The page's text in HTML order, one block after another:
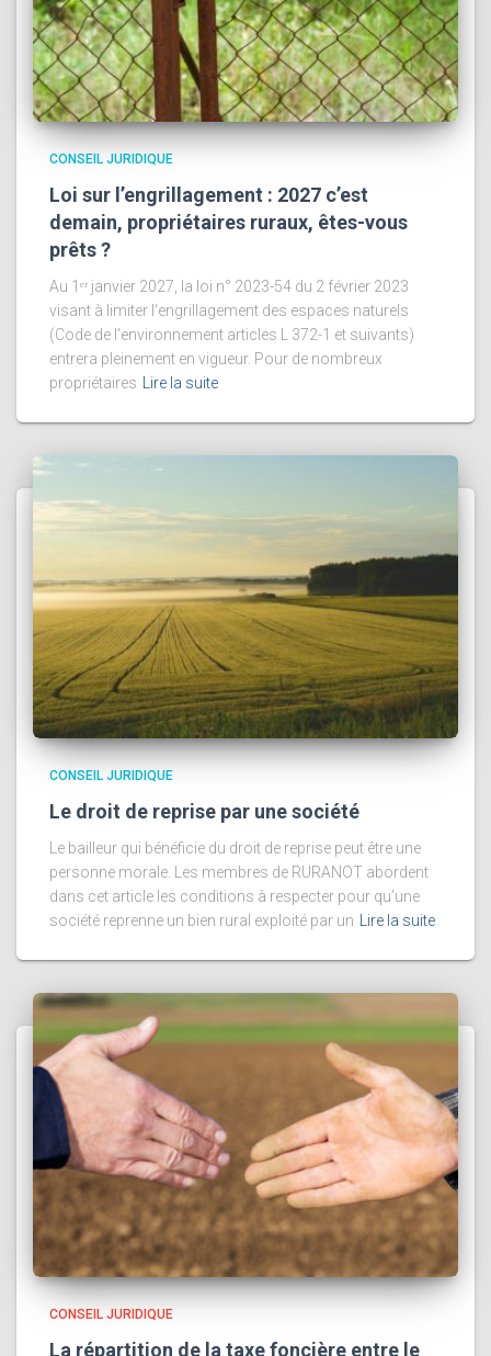
CONSEIL JURIDIQUE
Loi sur l’engrillagement : 2027 c’est
demain, propriétaires ruraux, êtes-vous
prêts ?
Au 1ᵉʳ janvier 2027, la loi n° 2023-54 du 2 février 2023
visant à limiter l‘engrillagement des espaces naturels
(Code de l’environnement articles L 372-1 et suivants)
entrera pleinement en vigueur. Pour de nombreux
propriétaires
Lire la suite
CONSEIL JURIDIQUE
Le droit de reprise par une société
Le bailleur qui bénéficie du droit de reprise peut être une
personne morale. Les membres de RURANOT abordent
dans cet article les conditions à respecter pour qu’une
société reprenne un bien rural exploité par un Lire la suite
CONSEIL JURIDIQUE
La répartition de la taxe foncière entre le